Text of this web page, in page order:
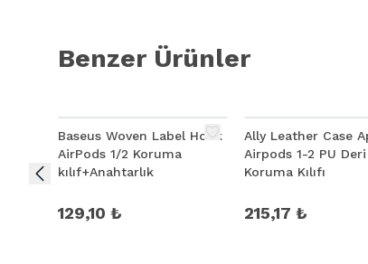
Benzer Ürünler
Baseus Woven Label Hook
AirPods 1/2 Koruma
kılıf+Anahtarlık
129,10 ₺
Ally Leather Case
Airpods 1-2 PU Deri
Koruma Kılıfı
215,17 ₺